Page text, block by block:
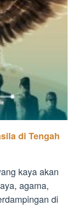
di Tengah
kaya akan
agama,
di